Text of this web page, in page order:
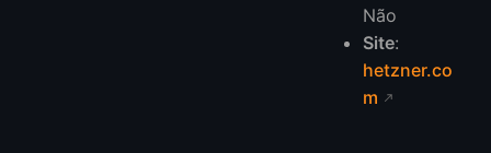
Não
Site:
hetzner.co
m